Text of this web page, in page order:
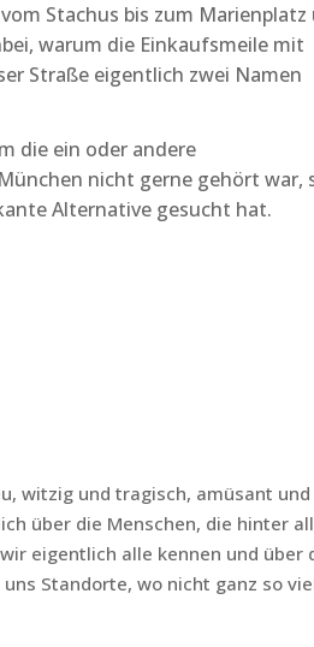
Stachus bis zum Marienplatz
warum die Einkaufsmeile mit
Straße eigentlich zwei Namen
die ein oder andere
nicht gerne gehört war,
Alternative gesucht hat.
witzig und tragisch, amüsant
über die Menschen, die hinter
eigentlich alle kennen und
Standorte, wo nicht ganz so